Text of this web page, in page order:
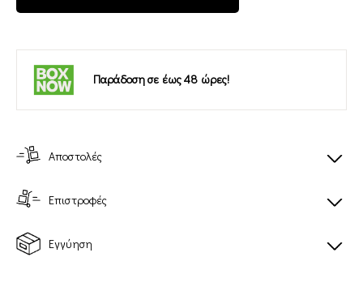
Παράδοση σε έως 48 ώρες!
Αποστολές
Επιστροφές
Εγγύηση